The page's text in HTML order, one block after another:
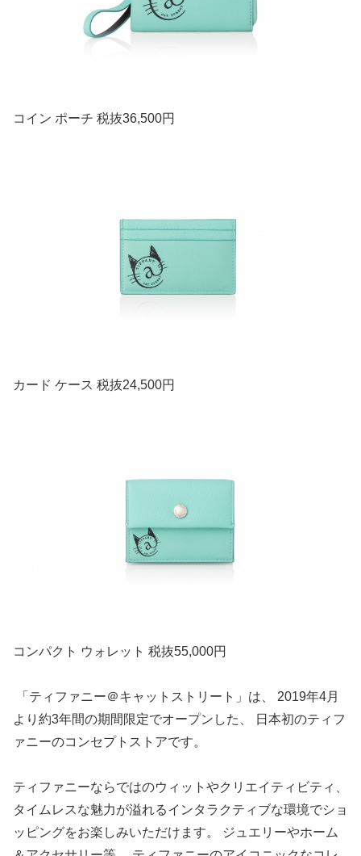
コイン ポーチ 税抜36,500円
カード ケース 税抜24,500円
コンパクト ウォレット 税抜55,000円
「ティファニー＠キャットストリート」は、 2019年4月
より約3年間の期間限定でオープンした、 日本初のティフ
ァニーのコンセプトストアです。
ティファニーならではのウィットやクリエイティビティ、
タイムレスな魅力が溢れるインタラクティブな環境でショ
ッピングをお楽しみいただけます。 ジュエリーやホーム